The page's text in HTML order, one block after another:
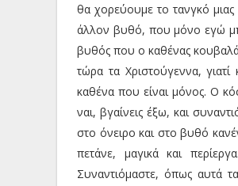
θα χορεύουμε το τανγκό
άλλον βυθό, που μόνο εγώ
βυθός που ο καθένας
τώρα τα Χριστούγεννα, γιατί
καθένα που είναι μόνος. Ο
ναι, βγαίνεις έξω, και
στο όνειρο και στο βυθό
πετάνε, μαγικά και
Συναντιόμαστε, όπως αυτά